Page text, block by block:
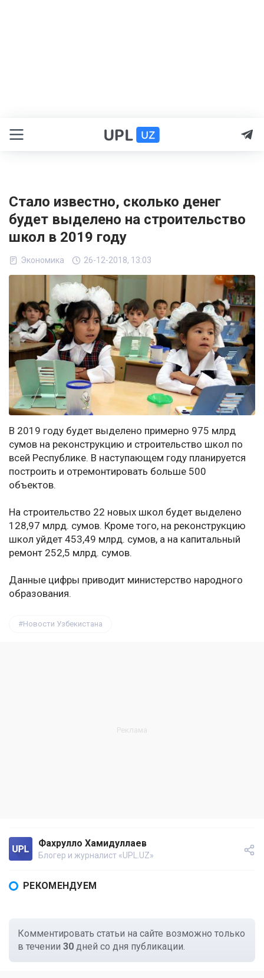
Стало известно, сколько денег
будет выделено на строительство
школ в 2019 году
Экономика 26-12-2018, 13:03
В 2019 году будет выделено примерно 975 млрд
сумов на реконструкцию и строительство школ по
всей Республике. В наступающем году планируется
построить и отремонтировать больше 500
объектов.
На строительство 22 новых школ будет выделено
128,97 млрд. сумов. Кроме того, на реконструкцию
школ уйдет 453,49 млрд. сумов, а на капитальный
ремонт 252,5 млрд. сумов.
Данные цифры приводит министерство народного
образования.
Новости Узбекистана
Фахрулло Хамидуллаев
Блогер и журналист «UPL.UZ»
РЕКОМЕНДУЕМ
Комментировать статьи на сайте возможно только
в течении 30 дней со дня публикации.